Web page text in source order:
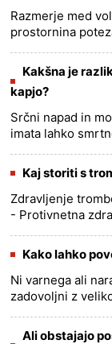
Razmerje med
prostornina
volu......
more >>
Kakšna je
kapjo?
Srčni napad in
imata lahko
telesa.......
more
Kaj storiti s
Zdravljenje
- Protivnetna
...... more >>
Kako lahko
Ni varnega ali
zadovoljni z
kirurgije.......
Ali obstajajo